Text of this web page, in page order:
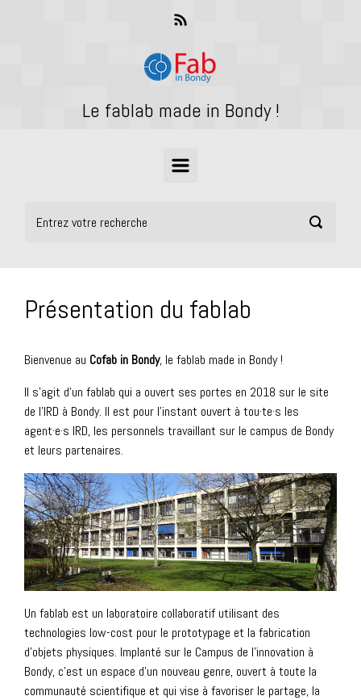
Le fablab made in Bondy !
Présentation du fablab
Bienvenue au Cofab in Bondy, le fablab made in Bondy !
Il s’agit d’un fablab qui a ouvert ses portes en 2018 sur le site
de l’IRD à Bondy. Il est pour l’instant ouvert à tou·te·s les
agent·e·s IRD, les personnels travaillant sur le campus de Bondy
et leurs partenaires.
Un fablab est un laboratoire collaboratif utilisant des
technologies low-cost pour le prototypage et la fabrication
d’objets physiques. Implanté sur le Campus de l’innovation à
Bondy, c’est un espace d’un nouveau genre, ouvert à toute la
communauté scientifique et qui vise à favoriser le partage, la